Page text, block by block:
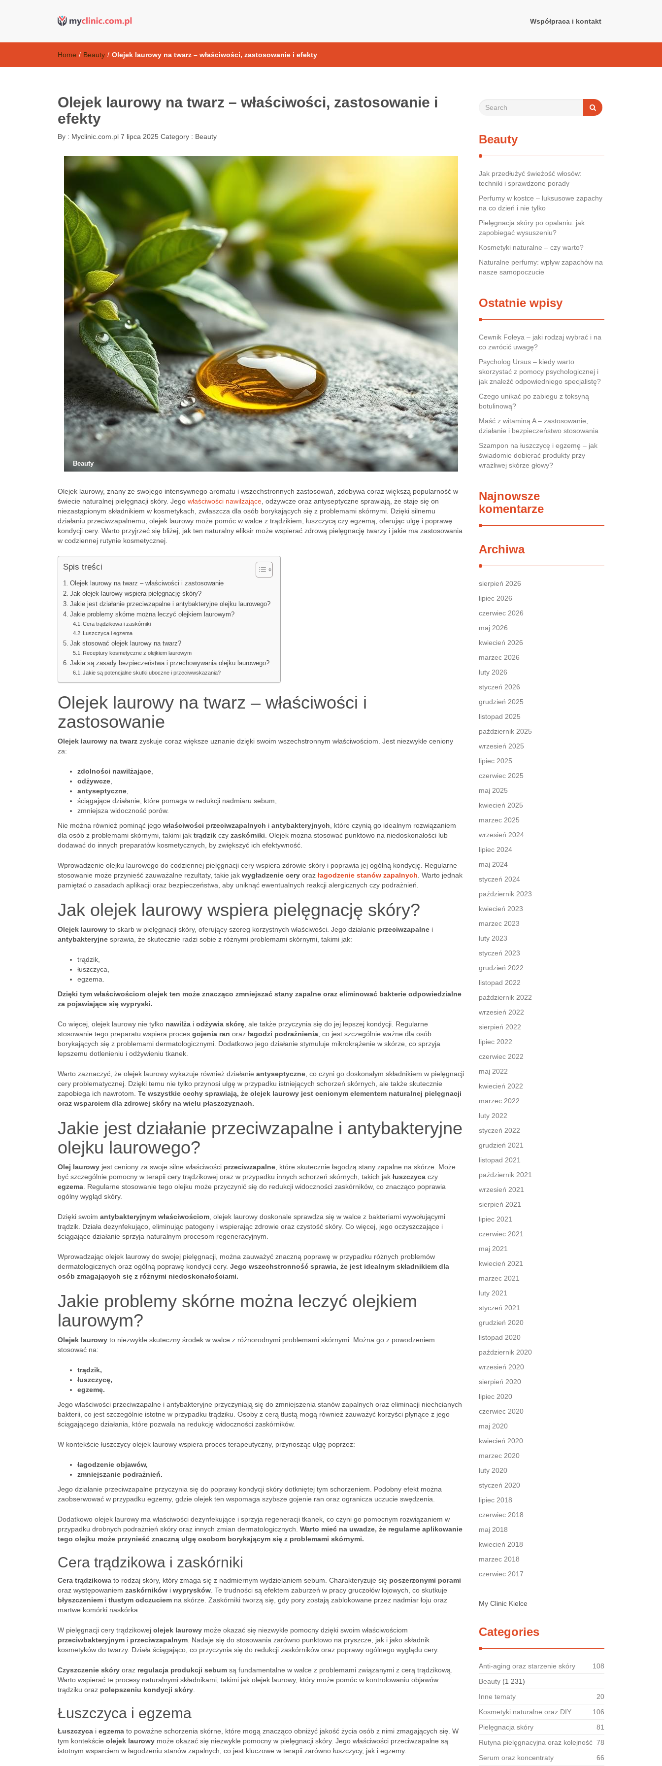
Współpraca i kontakt
Home / Beauty / Olejek laurowy na twarz – właściwości, zastosowanie i efekty
Olejek laurowy na twarz – właściwości, zastosowanie i
efekty
By : Myclinic.com.pl 7 lipca 2025 Category : Beauty
Beauty
Olejek laurowy, znany ze swojego intensywnego aromatu i wszechstronnych zastosowań, zdobywa coraz większą popularność w
świecie naturalnej pielęgnacji skóry. Jego właściwości nawilżające , odżywcze oraz antyseptyczne sprawiają, że staje się on
niezastąpionym składnikiem w kosmetykach, zwłaszcza dla osób borykających się z problemami skórnymi. Dzięki silnemu
działaniu przeciwzapalnemu, olejek laurowy może pomóc w walce z trądzikiem, łuszczycą czy egzemą, oferując ulgę i poprawę
kondycji cery. Warto przyjrzeć się bliżej, jak ten naturalny eliksir może wspierać zdrową pielęgnację twarzy i jakie ma zastosowania
w codziennej rutynie kosmetycznej.
Spis treści
Olejek laurowy na twarz – właściwości i zastosowanie
Jak olejek laurowy wspiera pielęgnację skóry?
Jakie jest działanie przeciwzapalne i antybakteryjne olejku laurowego?
Jakie problemy skórne można leczyć olejkiem laurowym?
Cera trądzikowa i zaskórniki
Łuszczyca i egzema
Jak stosować olejek laurowy na twarz?
Receptury kosmetyczne z olejkiem laurowym
Jakie są zasady bezpieczeństwa i przechowywania olejku laurowego?
Jakie są potencjalne skutki uboczne i przeciwwskazania?
Olejek laurowy na twarz – właściwości i
zastosowanie
Olejek laurowy na twarz zyskuje coraz większe uznanie dzięki swoim wszechstronnym właściwościom. Jest niezwykle ceniony
za:
zdolności nawilżające
odżywcze
antyseptyczne
ściągające działanie, które pomaga w redukcji nadmiaru sebum,
zmniejsza widoczność porów.
Nie można również pominąć jego właściwości przeciwzapalnych i antybakteryjnych , które czynią go idealnym rozwiązaniem
dla osób z problemami skórnymi, takimi jak trądzik czy zaskórniki . Olejek można stosować punktowo na niedoskonałości lub
dodawać do innych preparatów kosmetycznych, by zwiększyć ich efektywność.
Wprowadzenie olejku laurowego do codziennej pielęgnacji cery wspiera zdrowie skóry i poprawia jej ogólną kondycję. Regularne
stosowanie może przynieść zauważalne rezultaty, takie jak wygładzenie cery oraz łagodzenie stanów zapalnych . Warto jednak
pamiętać o zasadach aplikacji oraz bezpieczeństwa, aby uniknąć ewentualnych reakcji alergicznych czy podrażnień.
Jak olejek laurowy wspiera pielęgnację skóry?
Olejek laurowy to skarb w pielęgnacji skóry, oferujący szereg korzystnych właściwości. Jego działanie przeciwzapalne i
antybakteryjne sprawia, że skutecznie radzi sobie z różnymi problemami skórnymi, takimi jak:
trądzik,
łuszczyca,
egzema.
Dzięki tym właściwościom olejek ten może znacząco zmniejszać stany zapalne oraz eliminować bakterie odpowiedzialne
za pojawiające się wypryski.
Co więcej, olejek laurowy nie tylko nawilża i odżywia skórę , ale także przyczynia się do jej lepszej kondycji. Regularne
stosowanie tego preparatu wspiera proces gojenia ran oraz łagodzi podrażnienia , co jest szczególnie ważne dla osób
borykających się z problemami dermatologicznymi. Dodatkowo jego działanie stymuluje mikrokrążenie w skórze, co sprzyja
lepszemu dotlenieniu i odżywieniu tkanek.
Warto zaznaczyć, że olejek laurowy wykazuje również działanie antyseptyczne , co czyni go doskonałym składnikiem w pielęgnacji
cery problematycznej. Dzięki temu nie tylko przynosi ulgę w przypadku istniejących schorzeń skórnych, ale także skutecznie
zapobiega ich nawrotom. Te wszystkie cechy sprawiają, że olejek laurowy jest cenionym elementem naturalnej pielęgnacji
oraz wsparciem dla zdrowej skóry na wielu płaszczyznach.
Jakie jest działanie przeciwzapalne i antybakteryjne
olejku laurowego?
Olej laurowy jest ceniony za swoje silne właściwości przeciwzapalne , które skutecznie łagodzą stany zapalne na skórze. Może
być szczególnie pomocny w terapii cery trądzikowej oraz w przypadku innych schorzeń skórnych, takich jak łuszczyca czy
egzema . Regularne stosowanie tego olejku może przyczynić się do redukcji widoczności zaskórników, co znacząco poprawia
ogólny wygląd skóry.
Dzięki swoim antybakteryjnym właściwościom , olejek laurowy doskonale sprawdza się w walce z bakteriami wywołującymi
trądzik. Działa dezynfekująco, eliminując patogeny i wspierając zdrowie oraz czystość skóry. Co więcej, jego oczyszczające i
ściągające działanie sprzyja naturalnym procesom regeneracyjnym.
Wprowadzając olejek laurowy do swojej pielęgnacji, można zauważyć znaczną poprawę w przypadku różnych problemów
dermatologicznych oraz ogólną poprawę kondycji cery. Jego wszechstronność sprawia, że jest idealnym składnikiem dla
osób zmagających się z różnymi niedoskonałościami.
Jakie problemy skórne można leczyć olejkiem
laurowym?
Olejek laurowy to niezwykle skuteczny środek w walce z różnorodnymi problemami skórnymi. Można go z powodzeniem
stosować na:
trądzik,
łuszczycę,
egzemę.
Jego właściwości przeciwzapalne i antybakteryjne przyczyniają się do zmniejszenia stanów zapalnych oraz eliminacji niechcianych
bakterii, co jest szczególnie istotne w przypadku trądziku. Osoby z cerą tłustą mogą również zauważyć korzyści płynące z jego
ściągającego działania, które pozwala na redukcję widoczności zaskórników.
W kontekście łuszczycy olejek laurowy wspiera proces terapeutyczny, przynosząc ulgę poprzez:
łagodzenie objawów,
zmniejszanie podrażnień.
Jego działanie przeciwzapalne przyczynia się do poprawy kondycji skóry dotkniętej tym schorzeniem. Podobny efekt można
zaobserwować w przypadku egzemy, gdzie olejek ten wspomaga szybsze gojenie ran oraz ogranicza uczucie swędzenia.
Dodatkowo olejek laurowy ma właściwości dezynfekujące i sprzyja regeneracji tkanek, co czyni go pomocnym rozwiązaniem w
przypadku drobnych podrażnień skóry oraz innych zmian dermatologicznych. Warto mieć na uwadze, że regularne aplikowanie
tego olejku może przynieść znaczną ulgę osobom borykającym się z problemami skórnymi.
Cera trądzikowa i zaskórniki
Cera trądzikowa to rodzaj skóry, który zmaga się z nadmiernym wydzielaniem sebum. Charakteryzuje się poszerzonymi porami
oraz występowaniem zaskórników i wyprysków . Te trudności są efektem zaburzeń w pracy gruczołów łojowych, co skutkuje
błyszczeniem i tłustym odczuciem na skórze. Zaskórniki tworzą się, gdy pory zostają zablokowane przez nadmiar łoju oraz
martwe komórki naskórka.
W pielęgnacji cery trądzikowej olejek laurowy może okazać się niezwykle pomocny dzięki swoim właściwościom
przeciwbakteryjnym i przeciwzapalnym . Nadaje się do stosowania zarówno punktowo na pryszcze, jak i jako składnik
kosmetyków do twarzy. Działa ściągająco, co przyczynia się do redukcji zaskórników oraz poprawy ogólnego wyglądu cery.
Czyszczenie skóry oraz regulacja produkcji sebum są fundamentalne w walce z problemami związanymi z cerą trądzikową.
Warto wspierać te procesy naturalnymi składnikami, takimi jak olejek laurowy, który może pomóc w kontrolowaniu objawów
trądziku oraz polepszeniu kondycji skóry
Łuszczyca i egzema
Łuszczyca i egzema to poważne schorzenia skórne, które mogą znacząco obniżyć jakość życia osób z nimi zmagających się. W
tym kontekście olejek laurowy może okazać się niezwykle pomocny w pielęgnacji skóry. Jego właściwości przeciwzapalne są
istotnym wsparciem w łagodzeniu stanów zapalnych, co jest kluczowe w terapii zarówno łuszczycy, jak i egzemy.
Beauty
Jak przedłużyć świeżość włosów:
techniki i sprawdzone porady
Perfumy w kostce – luksusowe zapachy
na co dzień i nie tylko
Pielęgnacja skóry po opalaniu: jak
zapobiegać wysuszeniu?
Kosmetyki naturalne – czy warto?
Naturalne perfumy: wpływ zapachów na
nasze samopoczucie
Ostatnie wpisy
Cewnik Foleya – jaki rodzaj wybrać i na
co zwrócić uwagę?
Psycholog Ursus – kiedy warto
skorzystać z pomocy psychologicznej i
jak znaleźć odpowiedniego specjalistę?
Czego unikać po zabiegu z toksyną
botulinową?
Maść z witaminą A – zastosowanie,
działanie i bezpieczeństwo stosowania
Szampon na łuszczycę i egzemę – jak
świadomie dobierać produkty przy
wrażliwej skórze głowy?
Najnowsze
komentarze
Archiwa
sierpień 2026
lipiec 2026
czerwiec 2026
maj 2026
kwiecień 2026
marzec 2026
luty 2026
styczeń 2026
grudzień 2025
listopad 2025
październik 2025
wrzesień 2025
lipiec 2025
czerwiec 2025
maj 2025
kwiecień 2025
marzec 2025
wrzesień 2024
lipiec 2024
maj 2024
styczeń 2024
październik 2023
kwiecień 2023
marzec 2023
luty 2023
styczeń 2023
grudzień 2022
listopad 2022
październik 2022
wrzesień 2022
sierpień 2022
lipiec 2022
czerwiec 2022
maj 2022
kwiecień 2022
marzec 2022
luty 2022
styczeń 2022
grudzień 2021
listopad 2021
październik 2021
wrzesień 2021
sierpień 2021
lipiec 2021
czerwiec 2021
maj 2021
kwiecień 2021
marzec 2021
luty 2021
styczeń 2021
grudzień 2020
listopad 2020
październik 2020
wrzesień 2020
sierpień 2020
lipiec 2020
czerwiec 2020
maj 2020
kwiecień 2020
marzec 2020
luty 2020
styczeń 2020
lipiec 2018
czerwiec 2018
maj 2018
kwiecień 2018
marzec 2018
czerwiec 2017
My Clinic Kielce
Categories
Anti-aging oraz starzenie skóry
108
Beauty (1 231)
Inne tematy
20
Kosmetyki naturalne oraz DIY
106
Pielęgnacja skóry
81
Rutyna pielęgnacyjna oraz kolejność 78
Serum oraz koncentraty
66